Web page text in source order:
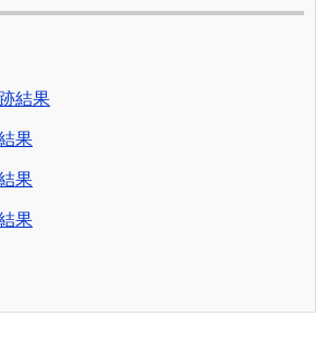
結果
果
果
果